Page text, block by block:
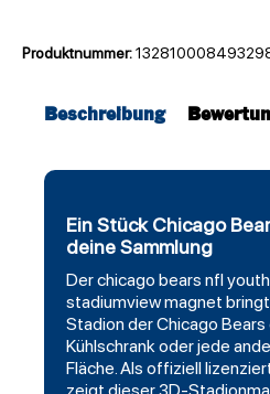
Produktnummer:
Beschreibung
Ein Stück Chicago
deine Sammlung
Derchicago bears nfl
stadiumview magnet
Stadion der Chicago
Kühlschrank oder jede
Fläche. Als offiziell